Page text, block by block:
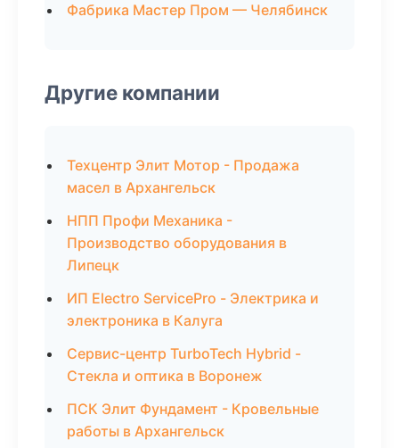
Фабрика Мастер Пром — Челябинск
Другие компании
Техцентр Элит Мотор - Продажа
масел в Архангельск
НПП Профи Механика -
Производство оборудования в
Липецк
ИП Electro ServicePro - Электрика и
электроника в Калуга
Сервис-центр TurboTech Hybrid -
Стекла и оптика в Воронеж
ПСК Элит Фундамент - Кровельные
работы в Архангельск